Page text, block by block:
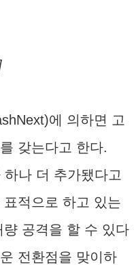
에 의하면 고
갖는다고 한다.
나 더 추가됐다고
적으로 하고 있는
공격을 할 수 있다
전환점을 맞이하